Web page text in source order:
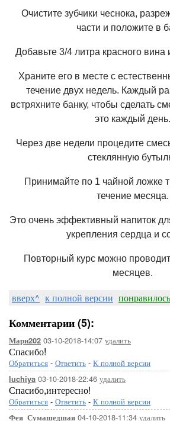
Очистите зубчики чеснока,
части и положите в
Добавьте 3/4 литра красного вина
Храните его в месте с
течение двух недель. Каждый
встряхните банку, чтобы сделать
это каждый день.
Через две недели процедите
стеклянную
Принимайте по 1 чайной ложке
течение месяца.
Это очень эффективный напиток
укрепления сердца и
Повторный курс можно
месяцев.
вверх^ к полной версии
Комментарии (5):
Мари202 03-10-2018-14:07 удалить
Спасибо!
Обратиться - Ответить - К полной версии
luchiya 03-10-2018-22:46 удалить
Спасибо,интересно!
Обратиться - Ответить - К полной версии
Фея_Сумашедшая 04-10-2018-11:34 удалить